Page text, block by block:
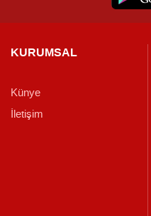
KURUMSAL
Künye
İletişim